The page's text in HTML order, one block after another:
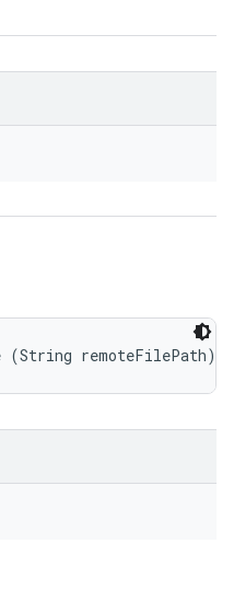
remoteFilePath)